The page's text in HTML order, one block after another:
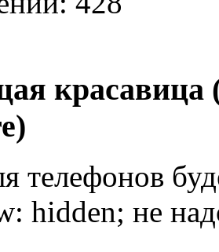
красавица
телефонов
hidden; не